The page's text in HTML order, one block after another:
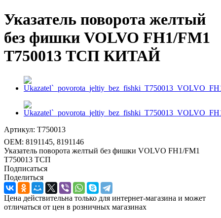
Указатель поворота желтый
без фишки VOLVO FH1/FM1
T750013 ТСП КИТАЙ
Артикул: T750013
OEM: 8191145, 8191146
Указатель поворота желтый без фишки VOLVO FH1/FM1
T750013 ТСП
Подписаться
Поделиться
Цена действительна только для интернет-магазина и может
отличаться от цен в розничных магазинах